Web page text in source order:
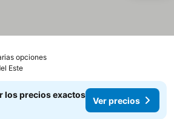
opciones
Este
los precios exactos
Ver precios